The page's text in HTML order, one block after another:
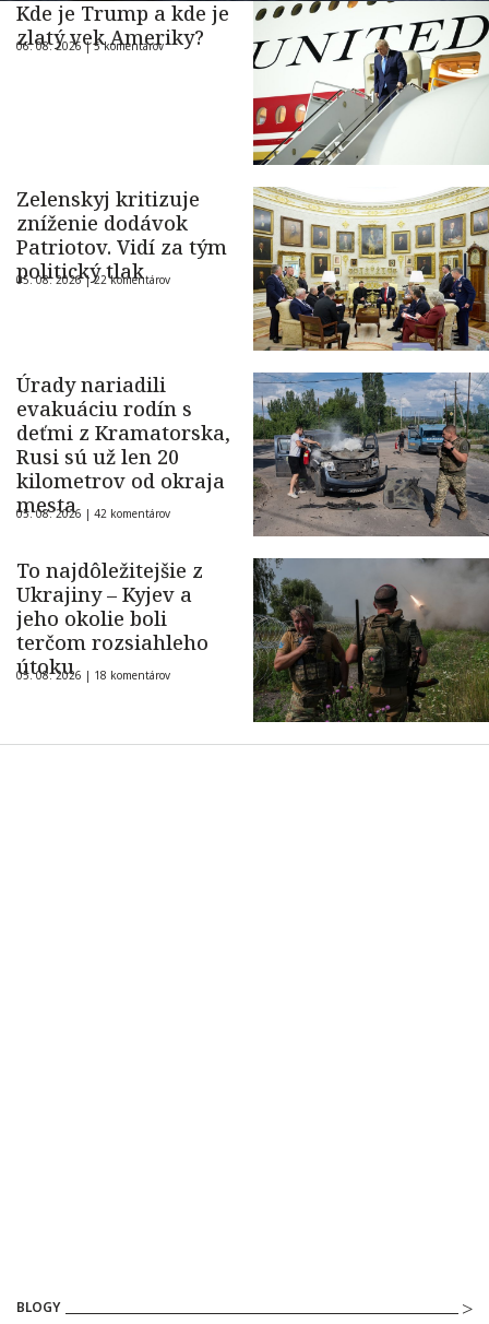
Kde je Trump a kde je
zlatý vek Ameriky?
06. 08. 2026 |5 komentárov
Zelenskyj kritizuje
zníženie dodávok
Patriotov. Vidí za tým
politický tlak
05. 08. 2026 |22 komentárov
Úrady nariadili
evakuáciu rodín s
deťmi z Kramatorska,
Rusi sú už len 20
kilometrov od okraja
mesta
05. 08. 2026 | 42 komentárov
To najdôležitejšie z
Ukrajiny – Kyjev a
jeho okolie boli
terčom rozsiahleho
útoku
05. 08. 2026 | 18 komentárov
BLOGY